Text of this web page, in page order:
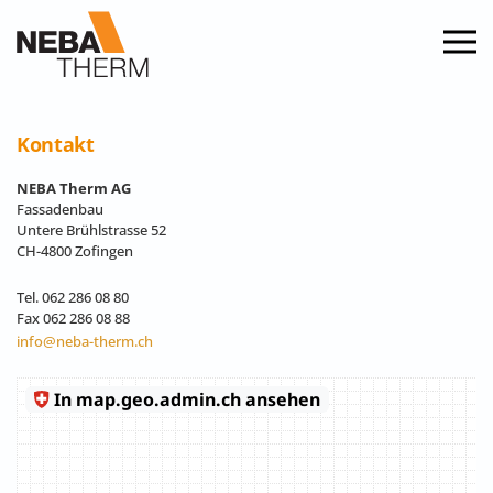
Zum Hauptinhalt springen
Kontakt
NEBA Therm AG
Fassadenbau
Untere Brühlstrasse 52
CH-4800 Zofingen
Tel. 062 286 08 80
Fax 062 286 08 88
info@neba-therm.ch